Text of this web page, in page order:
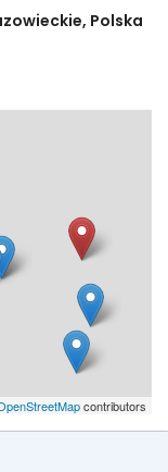
Polska
contributors